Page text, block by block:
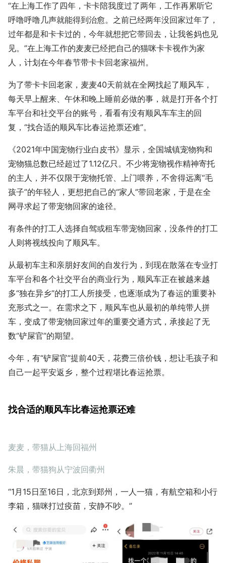
“在上海工作了四年，卡卡陪我度过了两年，工作再累听它
呼噜呼噜几声就能得到治愈。之前已经两年没回家过年了，
过年都是和卡卡过的，今年就想把它带回去，让我爸妈也见
见。”在上海工作的麦麦已经把自己的猫咪卡卡视作为家
人，计划在今年春节带卡卡回老家福州。
为了带卡卡回老家，麦麦40天前就在全网找起了顺风车，
每天早上醒来、午休和晚上睡前必做的事，就是打开各个打
车平台和社交平台的账号，看看有没有顺风车车主的回
复，“找合适的顺风车比春运抢票还难”。
《2021年中国宠物行业白皮书》显示，全国城镇宠物狗和
宠物猫总数已经超过了1.12亿只。不少将宠物视作精神寄托
的主人，并不仅限于宠物托管、上门喂养，不舍得远离“毛
孩子”的年轻人，更想把自己的“家人”带回老家，于是在全
网寻求起了带宠物回家的途径。
有条件的打工人选择自驾或租车带宠物回家，没条件的打工
人则将视线投向了顺风车。
从最初车主和亲朋好友间的自发行为，到现在散落在专业打
车平台和各个社交平台的商业行为，顺风车正在被越来越
多“独在异乡”的打工人所接受，也逐渐成为了春运的重要补
充形式之一。在需求之下，顺风车也从最初的单纯带人拼
车，变成了带宠物回家过年的重要交通方式，承接起了无
数“铲屎官”的期望。
今年，有“铲屎官”提前40天，花费三倍价钱，想让毛孩子和
自己一起平安返乡，整个过程堪比春运抢票。
找合适的顺风车比春运抢票还难
麦麦，带猫从上海回福州
朱晨，带猫狗从宁波回衢州
“1月15日至16日，北京到郑州，一人一猫，有航空箱和小行
李箱，猫咪打过疫苗，安静不吵。”